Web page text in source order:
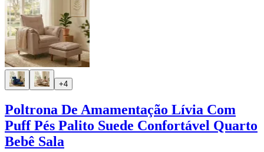
+4
Poltrona De Amamentação Lívia Com
Puff Pés Palito Suede Confortável Quarto
Bebê Sala